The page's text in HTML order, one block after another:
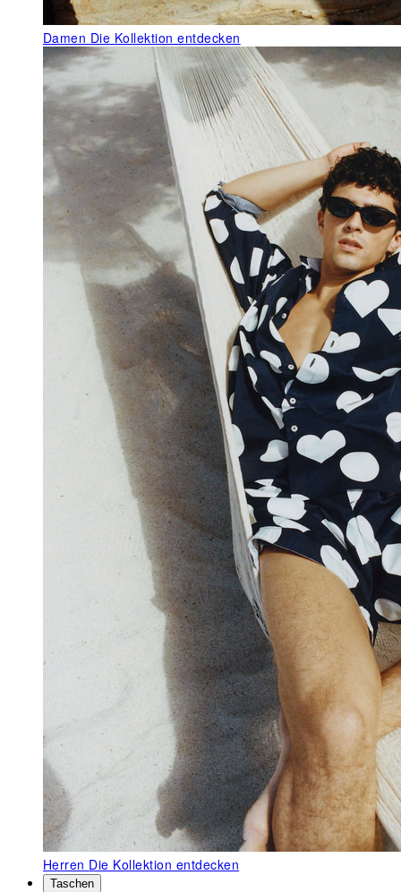
Damen Die Kollektion entdecken
Herren Die Kollektion entdecken
Taschen